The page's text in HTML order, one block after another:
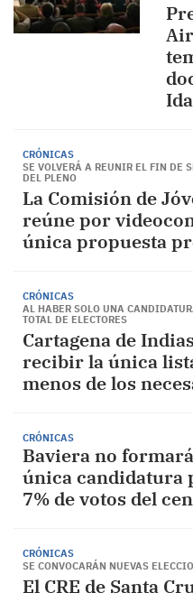
CRÓNICAS
SE VOLVERÁ A REUNIR EL FIN DE
DEL PLENO
La Comisión de
reúne por
única propuesta
CRÓNICAS
AL HABER SOLO UNA
TOTAL DE ELECTORES
Cartagena de
recibir la única
menos de los
CRÓNICAS
Baviera no
única candidatura
7% de votos del
CRÓNICAS
SE CONVOCARÁN NUEVAS
El CRE de Santa